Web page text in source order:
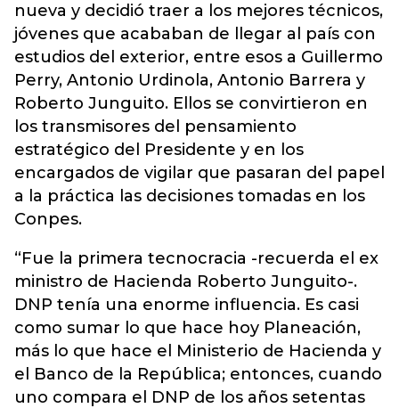
nueva y decidió traer a los mejores técnicos,
jóvenes que acababan de llegar al país con
estudios del exterior, entre esos a Guillermo
Perry, Antonio Urdinola, Antonio Barrera y
Roberto Junguito. Ellos se convirtieron en
los transmisores del pensamiento
estratégico del Presidente y en los
encargados de vigilar que pasaran del papel
a la práctica las decisiones tomadas en los
Conpes.
“Fue la primera tecnocracia -recuerda el ex
ministro de Hacienda Roberto Junguito-.
DNP tenía una enorme influencia. Es casi
como sumar lo que hace hoy Planeación,
más lo que hace el Ministerio de Hacienda y
el Banco de la República; entonces, cuando
uno compara el DNP de los años setentas